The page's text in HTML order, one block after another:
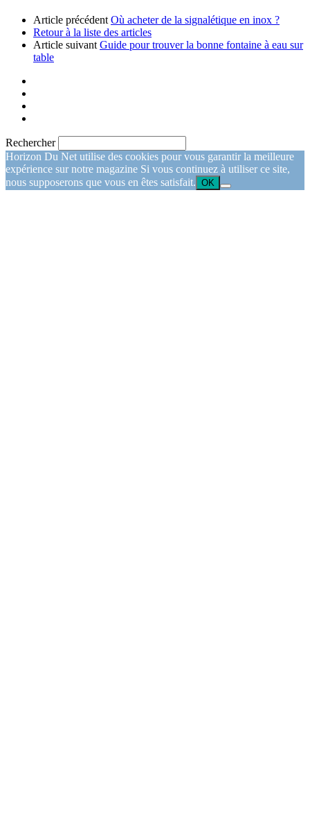
Article précédent Où acheter de la signalétique en inox ?
Retour à la liste des articles
Article suivant Guide pour trouver la bonne fontaine à eau sur
table
Rechercher
Horizon Du Net utilise des cookies pour vous garantir la meilleure
expérience sur notre magazine Si vous continuez à utiliser ce site,
nous supposerons que vous en êtes satisfait. OK